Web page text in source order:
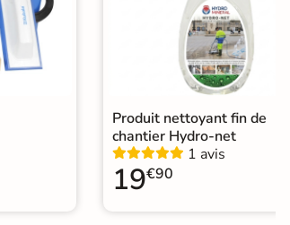
Produit nettoyant fin de
chantier Hydro-net
1 avis
19€90